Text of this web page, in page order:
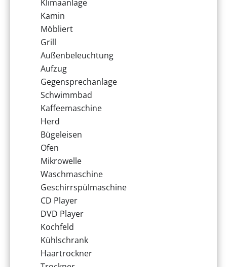
Klimaanlage
Kamin
Möbliert
Grill
Außenbeleuchtung
Aufzug
Gegensprechanlage
Schwimmbad
Kaffeemaschine
Herd
Bügeleisen
Ofen
Mikrowelle
Waschmaschine
Geschirrspülmaschine
CD Player
DVD Player
Kochfeld
Kühlschrank
Haartrockner